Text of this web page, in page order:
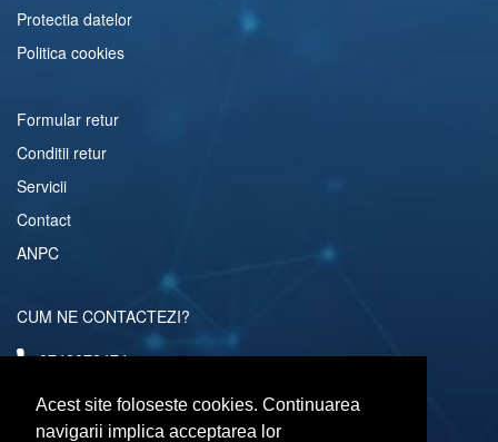
Acest site foloseste cookies. Continuarea
navigarii implica acceptarea lor
Protectia datelor
Politica cookies
Formular retur
Conditii retur
Servicii
Contact
ANPC
CUM NE CONTACTEZI?
0742072474
comenzi@computerescu.ro